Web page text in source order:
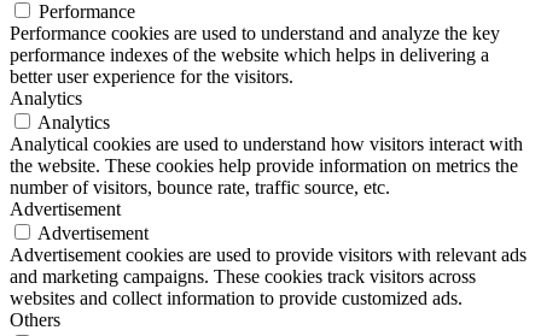
Performance
Performance cookies are used to understand and analyze the key
performance indexes of the website which helps in delivering a
better user experience for the visitors.
Analytics
Analytics
Analytical cookies are used to understand how visitors interact with
the website. These cookies help provide information on metrics the
number of visitors, bounce rate, traffic source, etc.
Advertisement
Advertisement
Advertisement cookies are used to provide visitors with relevant ads
and marketing campaigns. These cookies track visitors across
websites and collect information to provide customized ads.
Others